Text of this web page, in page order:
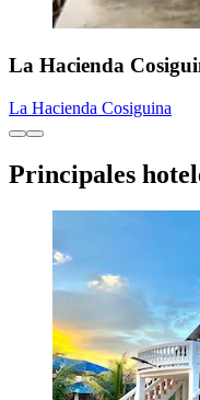
La Hacienda
La Hacienda Cosiguina
Principales